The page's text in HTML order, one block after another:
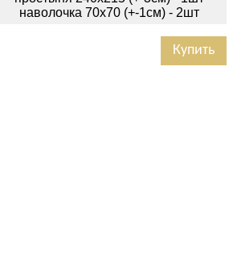
наволочка 70х70 (+-1см) - 2шт
Купить